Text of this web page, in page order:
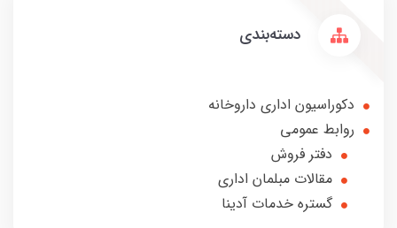
دسته‌بندی
دکوراسیون اداری داروخانه
روابط عمومی
دفتر فروش
مقالات مبلمان اداری
گستره خدمات آدینا